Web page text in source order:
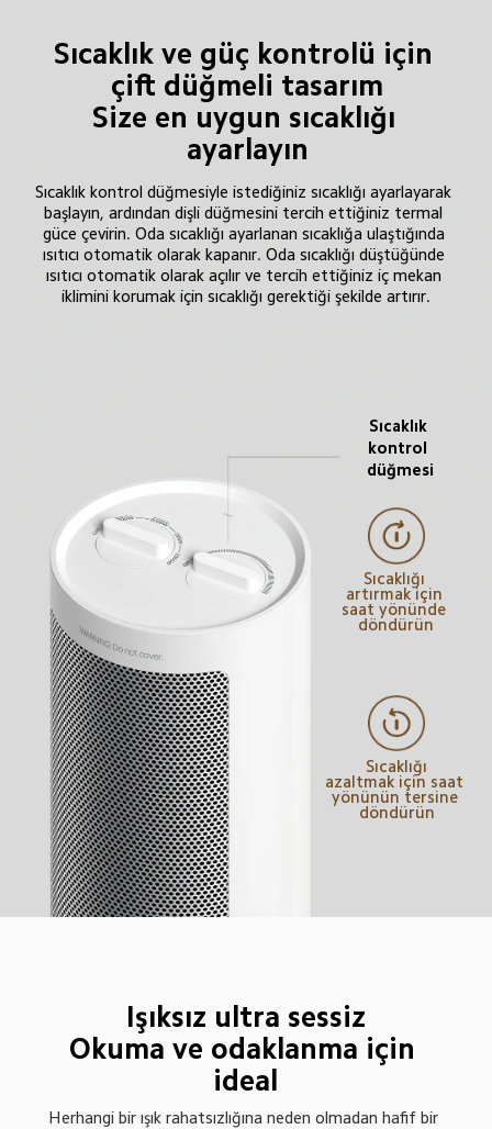
Sıcaklık ve güç kontrolü için
çift düğmeli tasarım
Size en uygun sıcaklığı
ayarlayın
Sıcaklık kontrol düğmesiyle istediğiniz sıcaklığı ayarlayarak
başlayın, ardından dişli düğmesini tercih ettiğiniz termal
güce çevirin. Oda sıcaklığı ayarlanan sıcaklığa ulaştığında
ısıtıcı otomatik olarak kapanır. Oda sıcaklığı düştüğünde
ısıtıcı otomatik olarak açılır ve tercih ettiğiniz iç mekan
iklimini korumak için sıcaklığı gerektiği şekilde artırır.
Sıcaklık
kontrol
düğmesi
Sıcaklığı
artırmak için
saat yönünde
döndürün
Sıcaklığı
azaltmak için saat
yönünün tersine
döndürün
Işıksız ultra sessiz
Okuma ve odaklanma için
ideal
Herhangi bir ışık rahatsızlığına neden olmadan hafif bir